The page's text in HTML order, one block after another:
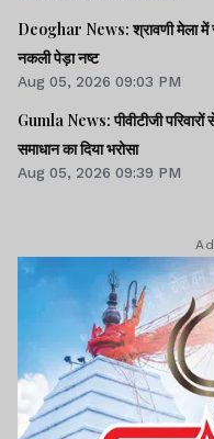
Deoghar News: श्रावणी मेला में
नकली पेड़ा नष्ट
Aug 05, 2026 09:03 PM
Gumla News: पीवीटीजी
समाधान का दिया भरोसा
Aug 05, 2026 09:39 PM